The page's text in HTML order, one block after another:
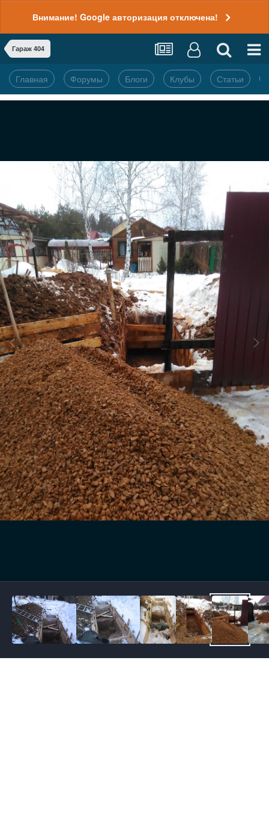
Внимание! Google авторизация отключена!
Гараж 404
Главная Форумы Блоги Клубы Статьи